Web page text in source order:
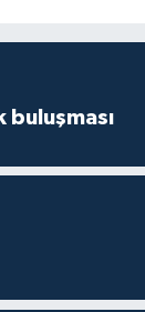
buluşması